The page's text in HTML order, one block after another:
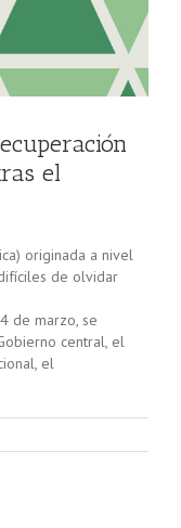
el
originada a nivel
de olvidar
de marzo, se
central, el
el